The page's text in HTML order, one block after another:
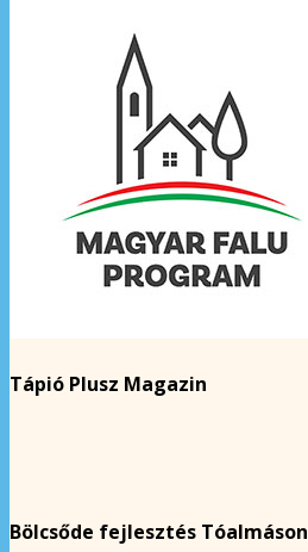
Tápió Plusz Magazin
Bölcsőde fejlesztés Tóalmáson